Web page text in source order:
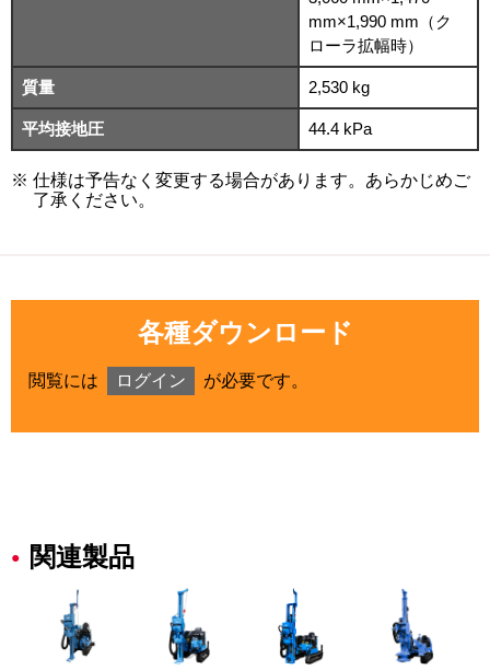
mm×1,990 mm（ク
ローラ拡幅時）
質量 2,530 kg
平均接地圧 44.4 kPa
仕様は予告なく変更する場合があります。あらかじめご
了承ください。
各種ダウンロード
閲覧には ログイン が必要です。
関連製品